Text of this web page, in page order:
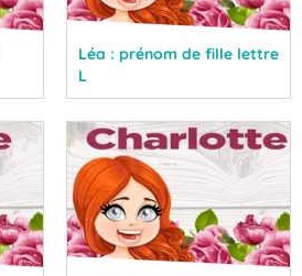
Léa : prénom de fille lettre
L